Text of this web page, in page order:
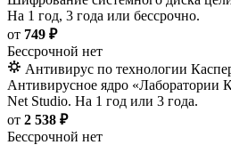
На 1 год, 3 года или бессрочно.
от 749 ₽
Бессрочной нет
Антивирус по технологии
Антивирусное ядро «Лаборатории
Net Studio. На 1 год или 3 года.
от 2 538 ₽
Бессрочной нет